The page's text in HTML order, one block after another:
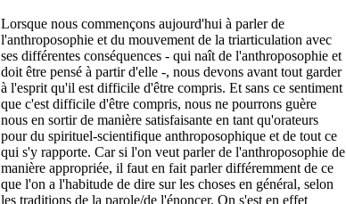
Lorsque nous commençons aujourd'hui à parler de
l'anthroposophie et du mouvement de la triarticulation avec
ses différentes conséquences - qui naît de l'anthroposophie et
doit être pensé à partir d'elle -, nous devons avant tout garder
à l'esprit qu'il est difficile d'être compris. Et sans ce sentiment
que c'est difficile d'être compris, nous ne pourrons guère
nous en sortir de manière satisfaisante en tant qu'orateurs
pour du spirituel-scientifique anthroposophique et de tout ce
qui s'y rapporte. Car si l'on veut parler de l'anthroposophie de
manière appropriée, il faut en fait parler différemment de ce
que l'on a l'habitude de dire sur les choses en général, selon
les traditions de la parole/de l'énoncer. On s'est en effet